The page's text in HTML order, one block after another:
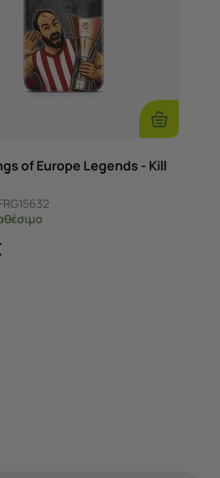
Επιλογές
of Europe Legends - Kill